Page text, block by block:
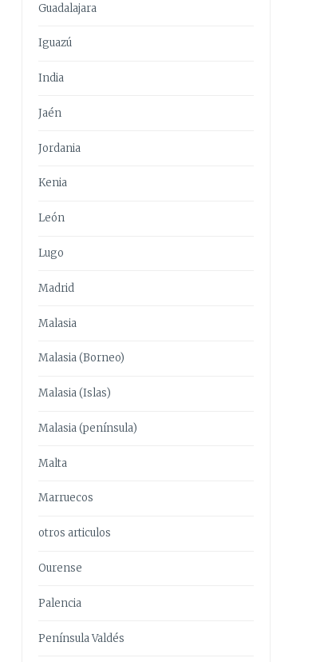
Guadalajara
Iguazú
India
Jaén
Jordania
Kenia
León
Lugo
Madrid
Malasia
Malasia (Borneo)
Malasia (Islas)
Malasia (península)
Malta
Marruecos
otros articulos
Ourense
Palencia
Península Valdés